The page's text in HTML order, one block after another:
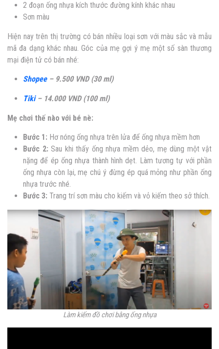
2 đoạn ống nhựa kích thước đường kính khác nhau
Sơn màu
Hiện nay trên thị trường có bán nhiều loại sơn với màu sắc và mẫu
mã đa dạng khác nhau. Góc của mẹ gợi ý mẹ một số sàn thương
mại điện tử có bán nhé:
Shopee– 9.500 VND (30 ml)
Tiki– 14.000 VND (100 ml)
Mẹ chơi thế nào với bé nè:
Bước 1: Hơ nóng ống nhựa trên lửa để ống nhựa mềm hơn
Bước 2: Sau khi thấy ống nhựa mềm dẻo, mẹ dùng một vật
nặng để ép ống nhựa thành hình dẹt. Làm tương tự với phần
ống nhựa còn lại, mẹ chú ý đừng ép quá mỏng như phần ống
nhựa trước nhé.
Bước 3: Trang trí sơn màu cho kiếm và vỏ kiếm theo sở thích.
Làm kiếm đồ chơi bằng ống nhựa